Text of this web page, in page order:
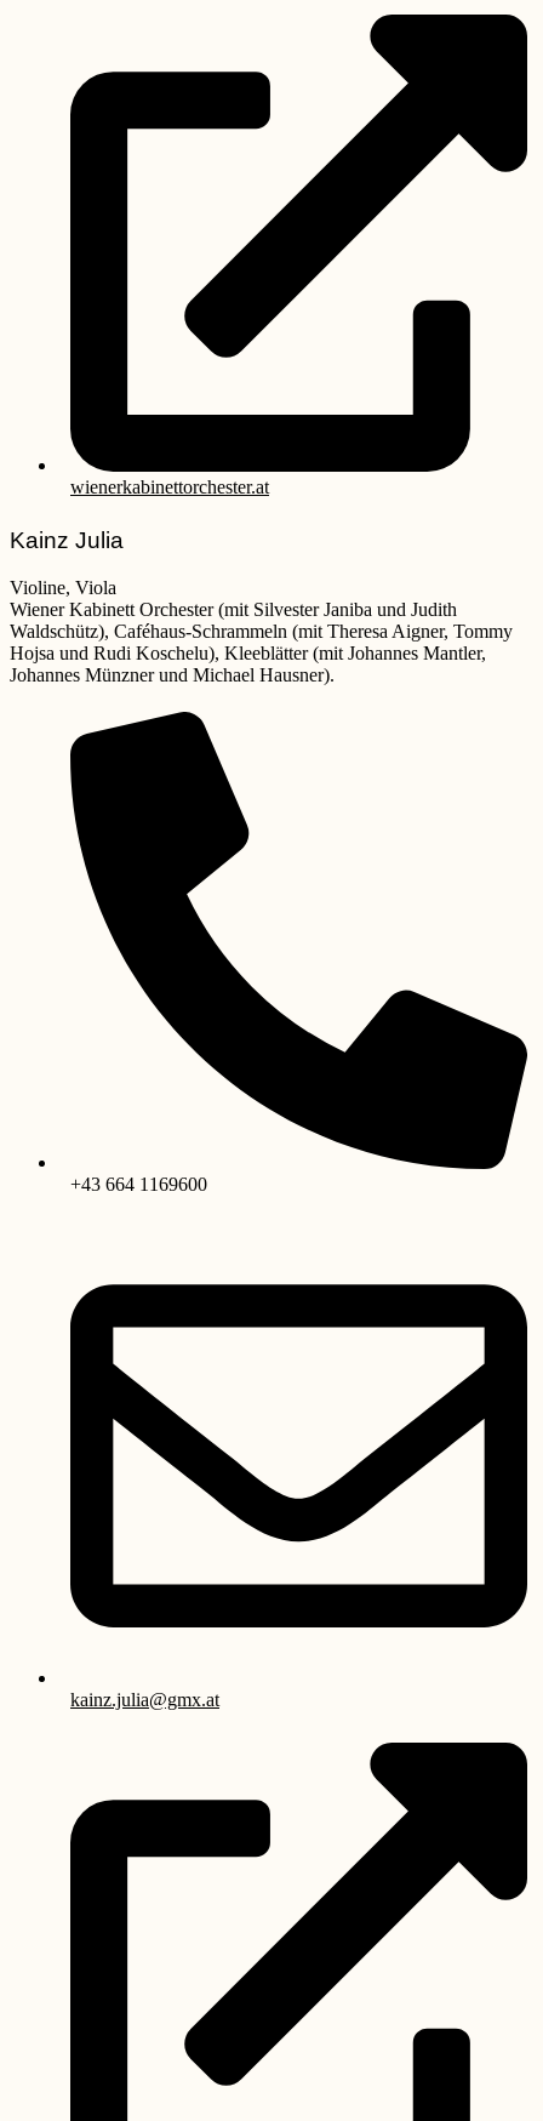
wienerkabinettorchester.at
Kainz Julia
Violine, Viola
Wiener Kabinett Orchester (mit Silvester Janiba und Judith
Waldschütz), Caféhaus-Schrammeln (mit Theresa Aigner, Tommy
Hojsa und Rudi Koschelu), Kleeblätter (mit Johannes Mantler,
Johannes Münzner und Michael Hausner).
+43 664 1169600
kainz.julia@gmx.at